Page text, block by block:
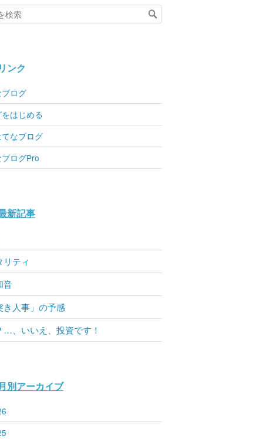
リンク
ログ
はじめる
なブログ
ログPro
新記事
リティ
音
き人事」の予感
…、いいえ、投資です！
別アーカイブ